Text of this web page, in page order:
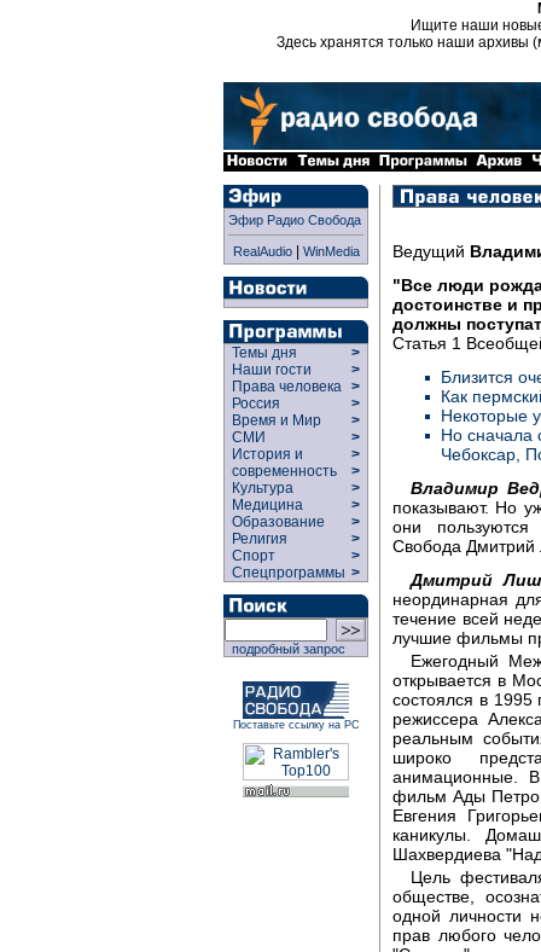
Ищите наши
Здесь хранятся только наши архивы
Эфир Радио Свобода
RealAudio| WinMedia
Темы дня
>
Наши гости
>
Права человека >
Россия
>
Время и Мир
>
СМИ
>
История и
современность
>
>
Культура
>
Медицина
>
Образование
>
Религия
>
Спорт
>
Спецпрограммы >
подробный запрос
Поставьте ссылку на РС
Ведущий
"Все люди
достоинстве и
должны
Статья 1
Близится
Как
Некоторые
Но сначала
Чебоксар,
Владимир
показывают. Но
они пользуются
Свобода Дмитрий
Дмитрий
неординарная
течение всей
лучшие фильмы
Ежегодный
открывается в
состоялся в 1995
режиссера
реальным
широко
анимационные.
фильм Ады
Евгения
каникулы.
Шахвердиева
Цель
обществе,
одной личности
прав любого